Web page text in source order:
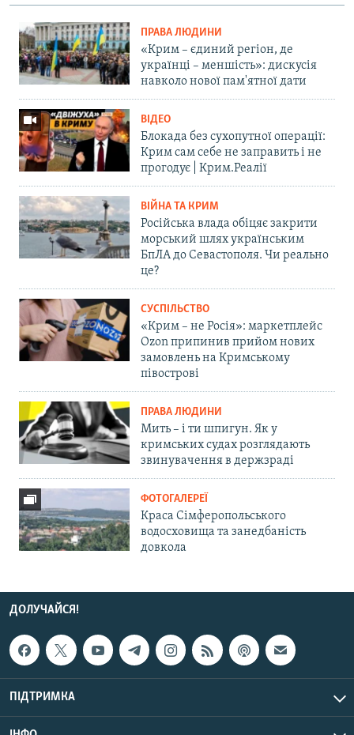
ПРАВА ЛЮДИНИ
«Крим – єдиний регіон, де
українці – меншість»: дискусія
навколо нової пам'ятної дати
ВІДЕО
Блокада без сухопутної операції:
Крим сам себе не заправить і не
прогодує | Крим.Реалії
ВІЙНА ТА КРИМ
Російська влада обіцяє закрити
морський шлях українським
БпЛА до Севастополя. Чи реально
це?
СУСПІЛЬСТВО
«Крим – не Росія»: маркетплейс
Ozon припинив прийом нових
замовлень на Кримському
півострові
ПРАВА ЛЮДИНИ
Мить – і ти шпигун. Як у
кримських судах розглядають
звинувачення в держзраді
ФОТОГАЛЕРЕЇ
Краса Сімферопольського
водосховища та занедбаність
довкола
ДОЛУЧАЙСЯ!
ПІДТРИМКА